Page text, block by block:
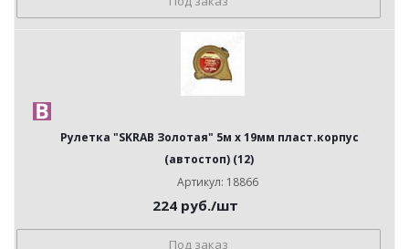
Рулетка "SKRAB Золотая" 5м х 19мм пласт.корпус
(автостоп) (12)
Артикул: 18866
224 руб./шт
Под заказ